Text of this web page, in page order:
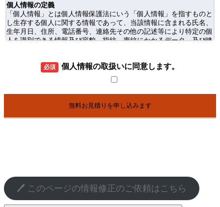
個人情報の定義
「個人情報」とは個人情報保護法にいう「個人情報」を指すものと
し生存する個人に関する情報であって、当該情報に含まれる氏名、
生年月日、住所、電話番号、連絡先その他の記述等により特定の個
人を識別できる情報及び容貌、指紋、声紋にかかるデータ、及び健
個人情報の取得方法
当サイトはユーザーが利用登録をする際に氏名、メールアドレス、
情報を含む取引記録や決済に関する情報を、本サービスの提携先
（情報提供元、広告主、広告配信先などを含みます。以下｢提携先｣
②ユーザーからのお問い合わせに回答するため（本人確認を行うこ
とを含む）
③ユーザーが利用中のサービスの新機能、更新情報、キャンペーン
等及び青木経営が提供する他のサービスの案内のメールを送付する
必須 個人情報の取扱いに同意します。
🖊️ このページの情報修正のご依頼はこちら